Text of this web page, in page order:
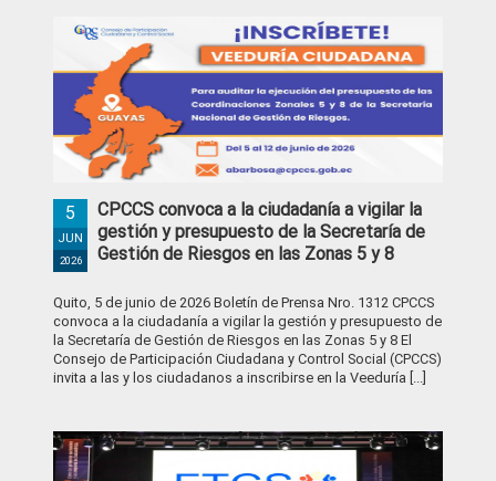
CPCCS convoca a la ciudadanía a vigilar la
gestión y presupuesto de la Secretaría de
Gestión de Riesgos en las Zonas 5 y 8
5
JUN
2026
Quito, 5 de junio de 2026 Boletín de Prensa Nro. 1312 CPCCS
convoca a la ciudadanía a vigilar la gestión y presupuesto de
la Secretaría de Gestión de Riesgos en las Zonas 5 y 8 El
Consejo de Participación Ciudadana y Control Social (CPCCS)
invita a las y los ciudadanos a inscribirse en la Veeduría [...]